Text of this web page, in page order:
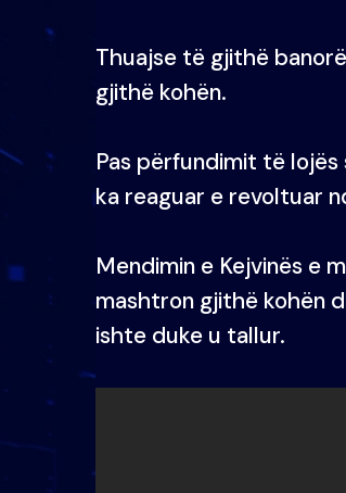
Thuajse të gjithë
gjithë kohën.
Pas përfundimit të
ka reaguar e revoltuar
Mendimin e Kejvinës e
mashtron gjithë kohën
ishte duke u tallur.